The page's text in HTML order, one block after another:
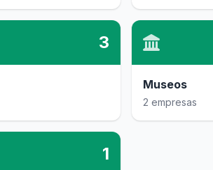
3
Museos
2 empresas
1